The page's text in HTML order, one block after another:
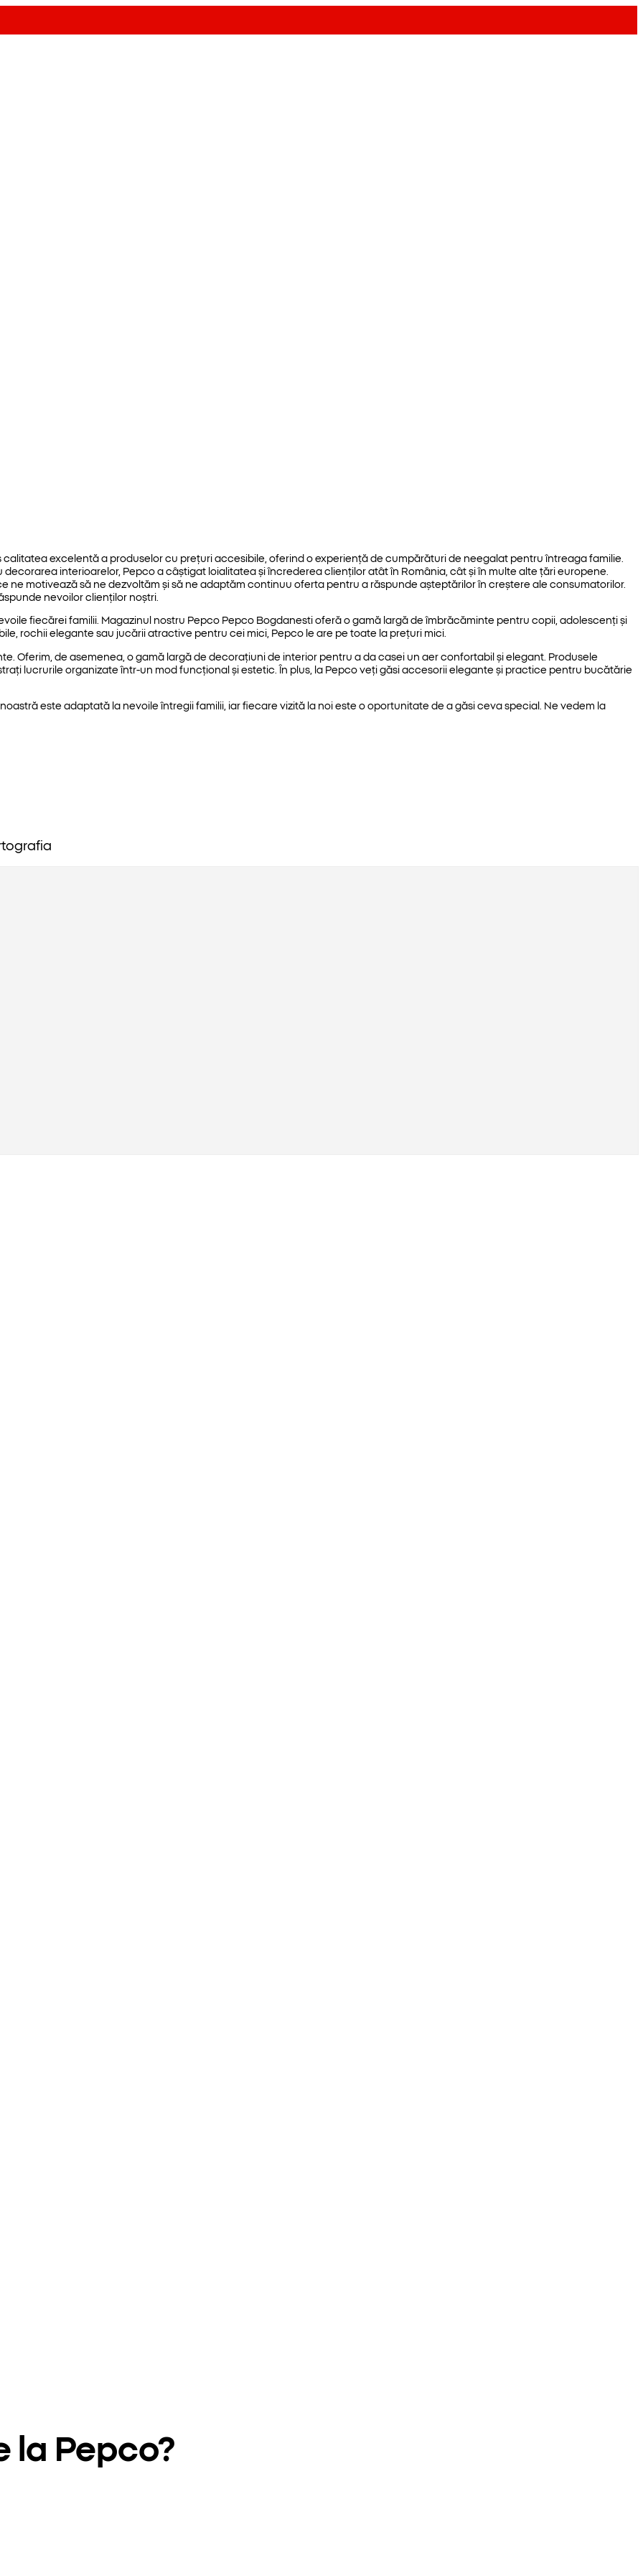
excelentă a produselor cu prețuri accesibile, oferind o experiență de cumpărături de neegalat pentru întreaga familie.
interioarelor, Pepco a câștigat loialitatea și încrederea clienților atât în România, cât și în multe alte țări europene.
ne motivează să ne dezvoltăm și să ne adaptăm continuu oferta pentru a răspunde așteptărilor în creștere ale consumatorilor.
nevoilor clienților noștri.
fiecărei familii. Magazinul nostru Pepco Pepco Bogdanesti oferă o gamă largă de îmbrăcăminte pentru copii, adolescenți și
rochii elegante sau jucării atractive pentru cei mici, Pepco le are pe toate la prețuri mici.
Oferim, de asemenea, o gamă largă de decorațiuni de interior pentru a da casei un aer confortabil și elegant. Produsele
lucrurile organizate într-un mod funcțional și estetic. În plus, la Pepco veți găsi accesorii elegante și practice pentru bucătărie
este adaptată la nevoile întregii familii, iar fiecare vizită la noi este o oportunitate de a găsi ceva special. Ne vedem la
la Pepco?